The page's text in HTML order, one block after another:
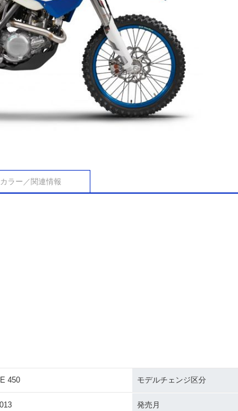
カラー／関連情報
450 モデルチェンジ区分
発売月